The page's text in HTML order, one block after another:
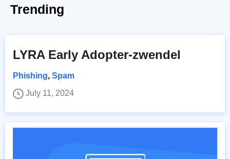
Trending
LYRA Early Adopter-zwendel
Phishing, Spam
July 11, 2024